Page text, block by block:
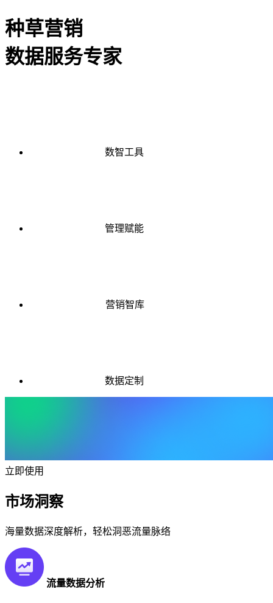
种草营销
数据服务专家
数智工具
管理赋能
营销智库
数据定制
立即使用
市场洞察
海量数据深度解析，轻松洞恶流量脉络
流量数据分析